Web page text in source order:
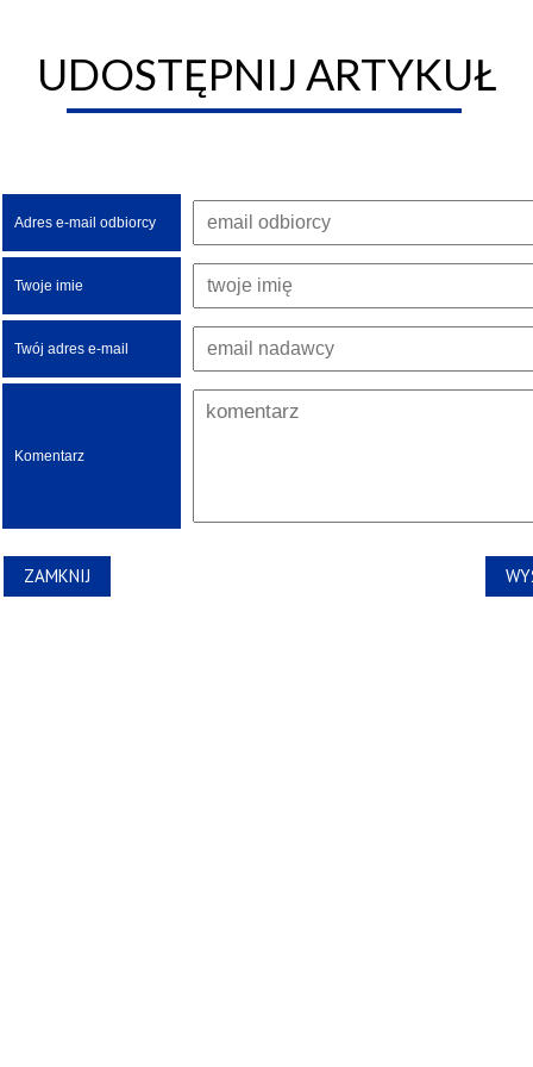
UDOSTĘPNIJ ARTYKUŁ
Adres e-mail odbiorcy
Twoje imie
Twój adres e-mail
Komentarz